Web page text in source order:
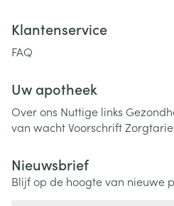
Klantenservice
FAQ
Uw apotheek
Over ons Nuttige links
van wachtVoorschrift
Nieuwsbrief
Blijf op de hoogte van nieuwe